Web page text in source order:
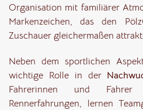
Organisation mit familiärer
Markenzeichen, das den
Zuschauer gleichermaßen
Neben dem sportlichen
wichtige Rolle in der
Fahrerinnen und
Rennerfahrungen, lernen